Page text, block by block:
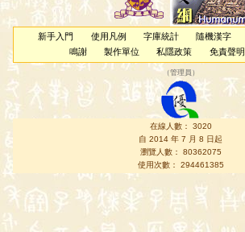
新手入門 使用凡例 字庫統計 隨機漢字
鳴謝
製作單位 私隱政策 免責聲明
（管理員 ）
在線人數： 3020
自 2014 年 7 月 8 日起
瀏覽人數： 80362075
使用次數： 294461385